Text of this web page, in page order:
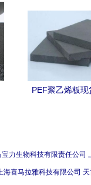
PEF聚乙烯板
力生物科技有限责任公司
海喜马拉雅科技有限公司